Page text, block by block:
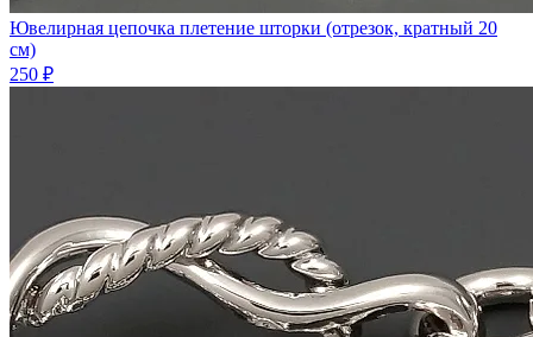
Ювелирная цепочка плетение шторки (отрезок, кратный 20
см)
250 ₽